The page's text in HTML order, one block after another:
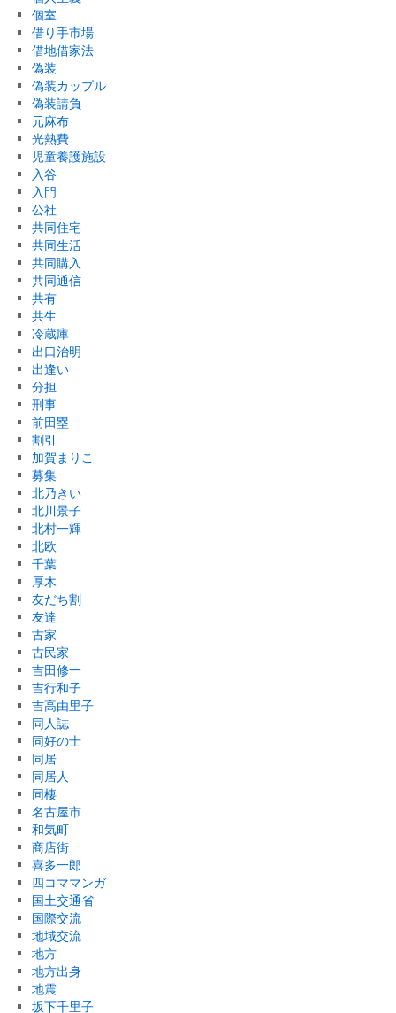
個室
借り手市場
借地借家法
偽装
偽装カップル
偽装請負
元麻布
光熱費
児童養護施設
入谷
入門
公社
共同住宅
共同生活
共同購入
共同通信
共有
共生
冷蔵庫
出口治明
出逢い
分担
刑事
前田塁
割引
加賀まりこ
募集
北乃きい
北川景子
北村一輝
北欧
千葉
厚木
友だち割
友達
古家
古民家
吉田修一
吉行和子
吉高由里子
同人誌
同好の士
同居
同居人
同棲
名古屋市
和気町
商店街
喜多一郎
四コママンガ
国土交通省
国際交流
地域交流
地方
地方出身
地震
坂下千里子